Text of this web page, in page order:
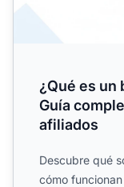
¿Qué es un
Guía
afiliados
Descubre qué
cómo